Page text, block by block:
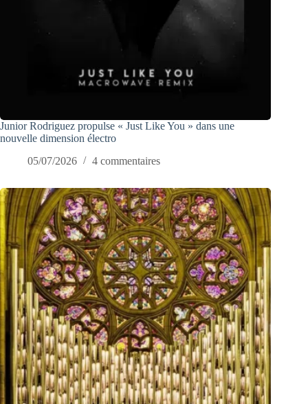
Junior Rodriguez propulse « Just Like You » dans une
nouvelle dimension électro
05/07/2026
4 commentaires